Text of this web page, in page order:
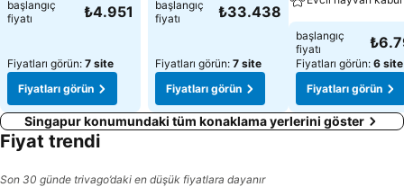
başlangıç
fiyatı
₺4.951
Fiyatları görün: 7 site
Fiyatları görün
başlangıç
fiyatı
₺33.438
Fiyatları görün: 7 site
Fiyatları görün
başlangıç
fiyatı
Fiyatları görün: 6 site
Fiyatları görün
Singapur konumundaki tüm konaklama yerlerini göster
Fiyat trendi
Son 30 günde trivago’daki en düşük fiyatlara dayanır